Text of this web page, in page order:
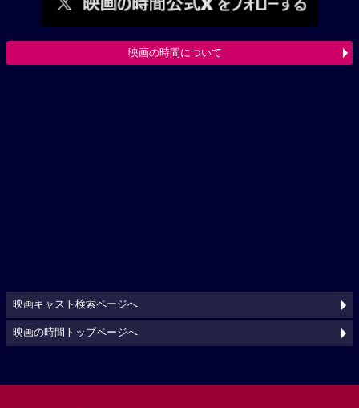
映画の時間について
映画キャスト検索ページへ
映画の時間トップページへ